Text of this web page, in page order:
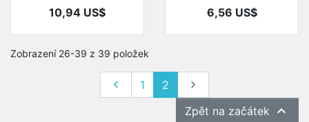
Cena
10,94 US$ Cena
6,56 US$
Zobrazení 26-39 z 39 položek
Předchozí
 1 2 Další

Zpět na začátek 